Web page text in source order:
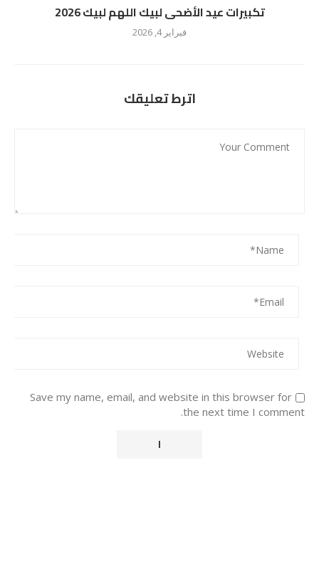
تكبيرات عيد الأضحى لبيك اللهم لبيك 2026
فبراير 4, 2026
اترط تعليقك
Save my name, email, and website in this browser for
the next time I comment.